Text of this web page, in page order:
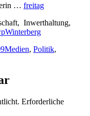
… freitag
Inwerthaltung,
Kategorien
Medien, Politik,
Erforderliche